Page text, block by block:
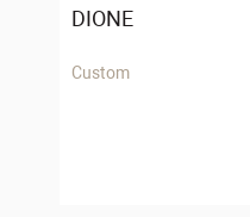
DIONE
Custom